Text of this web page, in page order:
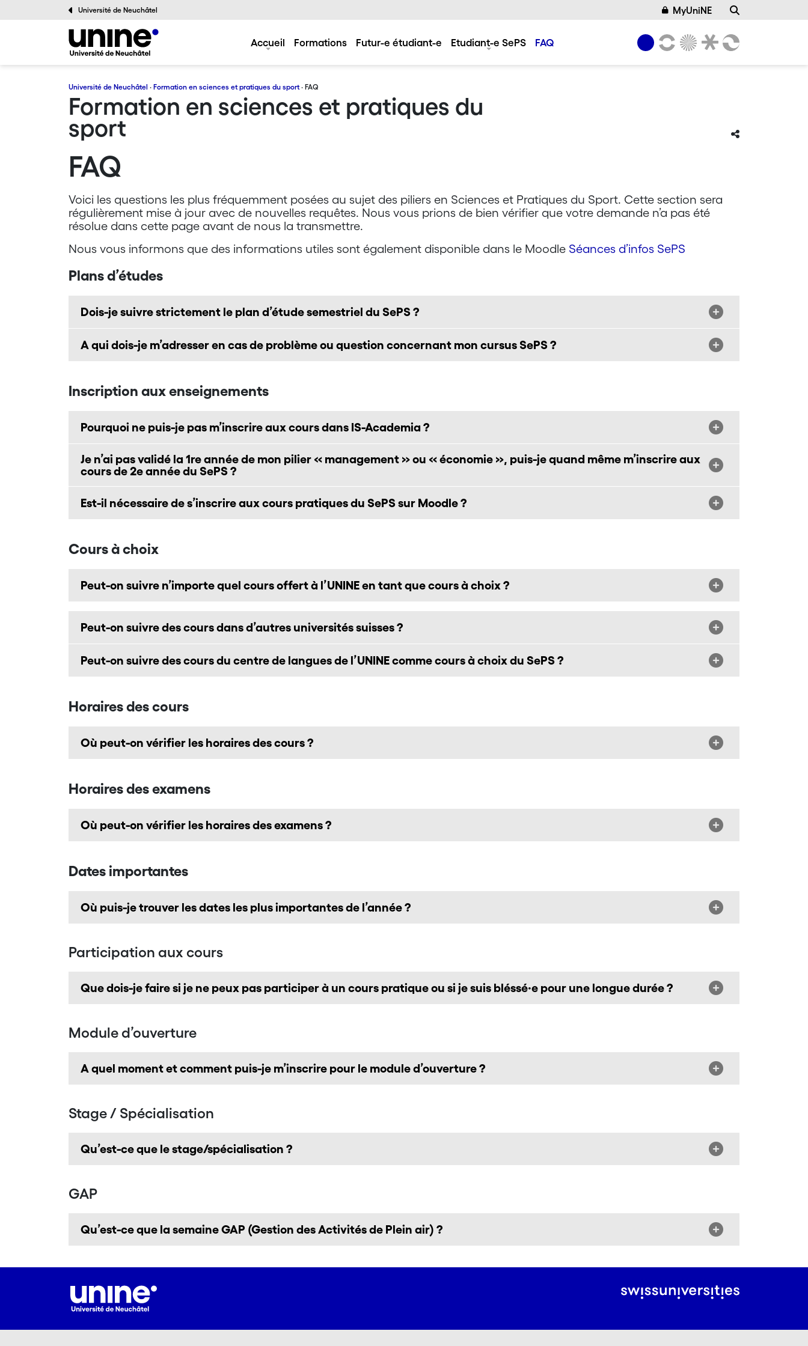
Université de Neuchâtel MyUniNE
Accueil Formations Futur-e étudiant-e Etudiant-e SePS FAQ
Université de Neuchâtel · Formation en sciences et pratiques du sport· FAQ
Formation en sciences et pratiques du
sport
FAQ
Voici les questions les plus fréquemment posées au sujet des piliers en Sciences et Pratiques du Sport. Cette section sera
régulièrement mise à jour avec de nouvelles requêtes. Nous vous prions de bien vérifier que votre demande n’a pas été
résolue dans cette page avant de nous la transmettre.
Nous vous informons que des informations utiles sont également disponible dans le Moodle Séances d’infos SePS
Plans d’études
Dois-je suivre strictement le plan d’étude semestriel du SePS ?
A qui dois-je m’adresser en cas de problème ou question concernant mon cursus SePS ?
Inscription aux enseignements
Pourquoi ne puis-je pas m’inscrire aux cours dans IS-Academia ?
Je n’ai pas validé la 1re année de mon pilier « management » ou « économie », puis-je quand même m’inscrire aux
cours de 2e année du SePS ?
Est-il nécessaire de s’inscrire aux cours pratiques du SePS sur Moodle ?
Cours à choix
Peut-on suivre n’importe quel cours offert à l’UNINE en tant que cours à choix ?
Peut-on suivre des cours dans d’autres universités suisses ?
Peut-on suivre des cours du centre de langues de l’UNINE comme cours à choix du SePS ?
Horaires des cours
Où peut-on vérifier les horaires des cours ?
Horaires des examens
Où peut-on vérifier les horaires des examens ?
Dates importantes
Où puis-je trouver les dates les plus importantes de l’année ?
Participation aux cours
Que dois-je faire si je ne peux pas participer à un cours pratique ou si je suis bléssé·e pour une longue durée ?
Module d’ouverture
A quel moment et comment puis-je m’inscrire pour le module d’ouverture ?
Stage / Spécialisation
Qu’est-ce que le stage/spécialisation ?
GAP
Qu’est-ce que la semaine GAP (Gestion des Activités de Plein air) ?